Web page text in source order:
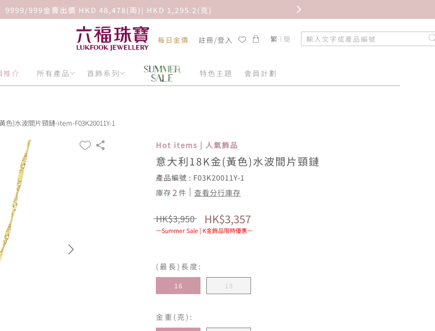
9999/999金賣出價 HKD 48,478(両)| HKD 1,295.2(克)
每日金價 註冊/登入 繁 簡
推介 所有產品 首飾系列 特色主題 會員計劃
色)水波間片頸鏈-item-F03K20011Y-1
Hot items | 人氣飾品
意大利18K金(黃色)水波間片頸鏈
產品編號 : F03K20011Y-1
庫存2件 查看分行庫存
HK$3,950 HK$3,357
Summer Sale | K金飾品限時優惠
(最長)長度:
16 18
金重(克):